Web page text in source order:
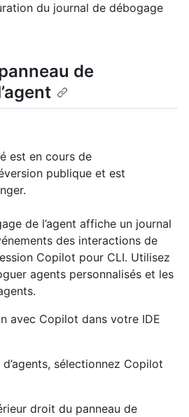
du journal de débogage
de
est en cours de
publique et est
de l’agent affiche un journal
des interactions de
Copilot pour CLI. Utilisez
agents personnalisés et les
avec Copilot dans votre IDE
sélectionnez Copilot
droit du panneau de